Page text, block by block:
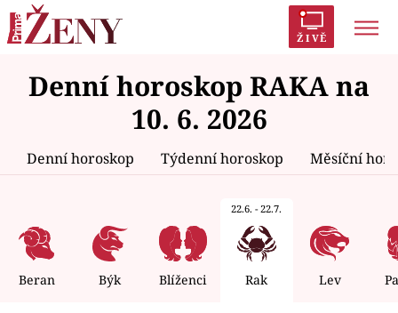
ŽIVĚ
Trendy: Polabí Inspekce Prostřeno!
AYTO?
Zrádci Proměny
Témata
Celebrity
Denní horoskop RAKA na
10. 6. 2026
Denní horoskop Týdenní horoskop Měsíční
Beran Býk Blíženci
22.6. - 22.7.
Rak Lev